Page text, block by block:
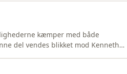
kæmper med både
del vendes blikket mod Kenneth